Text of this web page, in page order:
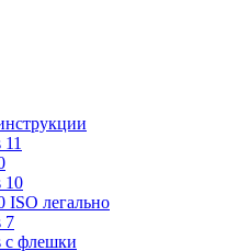
10
ISO легально
7
с флешки